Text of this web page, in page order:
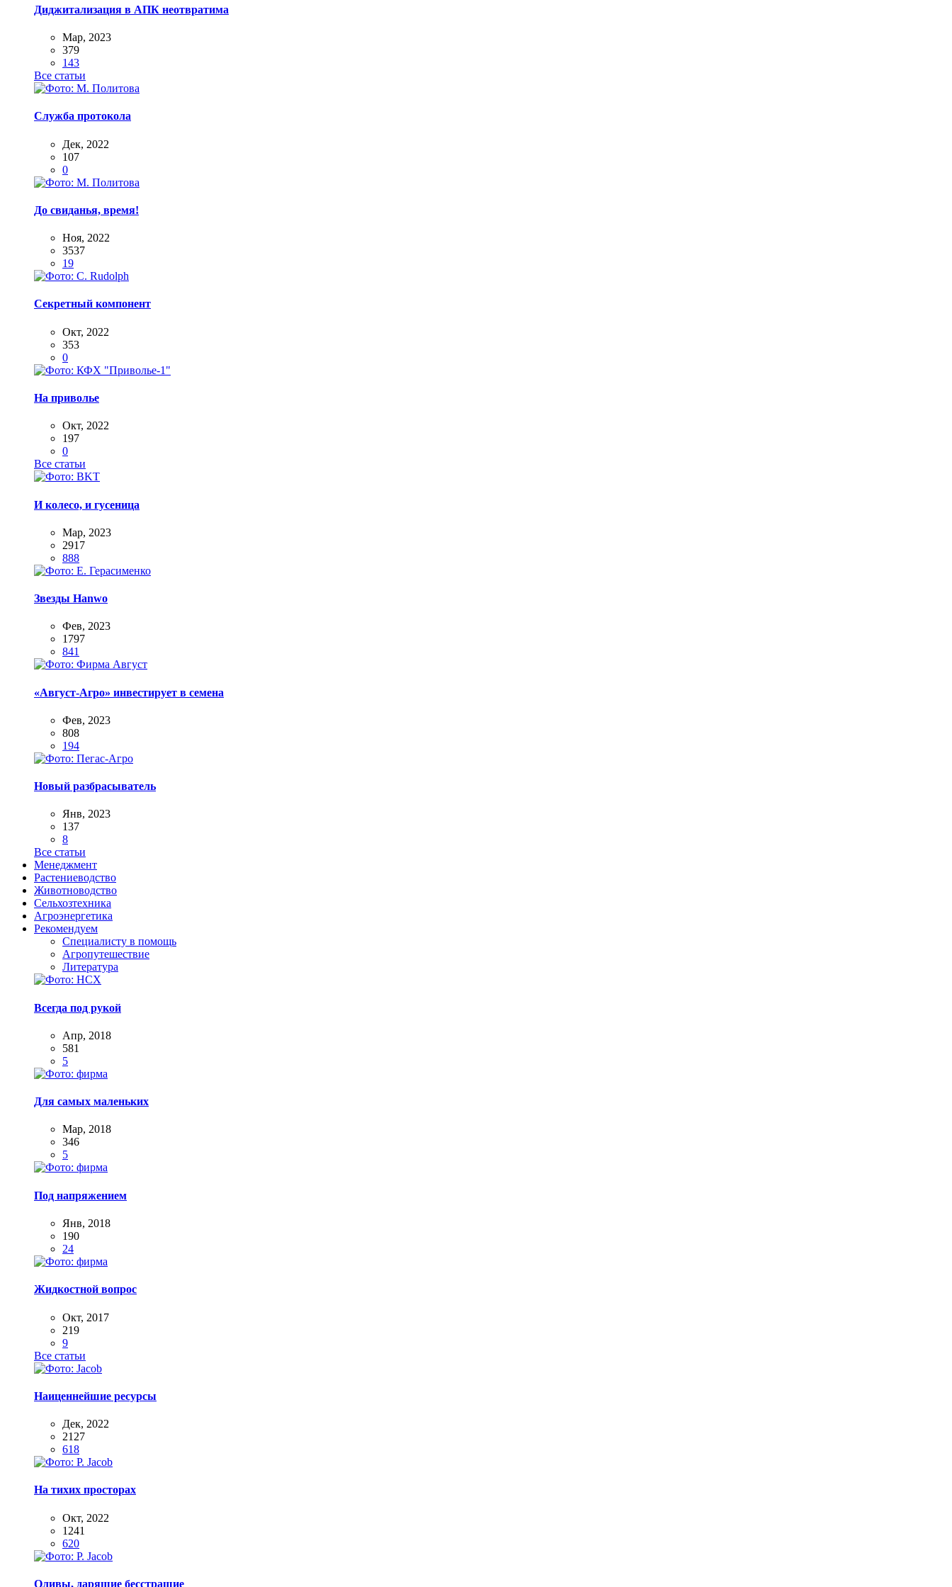
Диджитализация в АПК неотвратима
Мар, 2023
379
143
Все статьи
Служба протокола
Дек, 2022
107
0
До свиданья, время!
Ноя, 2022
3537
19
Секретный компонент
Окт, 2022
353
0
На приволье
Окт, 2022
197
0
Все статьи
И колесо, и гусеница
Мар, 2023
2917
888
Звезды Hanwo
Фев, 2023
1797
841
«Август-Агро» инвестирует в семена
Фев, 2023
808
194
Новый разбрасыватель
Янв, 2023
137
8
Все статьи
Менеджмент
Растениеводство
Животноводство
Сельхозтехника
Агроэнергетика
Рекомендуем
Специалисту в помощь
Агропутешествие
Литература
Всегда под рукой
Апр, 2018
581
5
Для самых маленьких
Мар, 2018
346
5
Под напряжением
Янв, 2018
190
24
Жидкостной вопрос
Окт, 2017
219
9
Все статьи
Наиценнейшие ресурсы
Дек, 2022
2127
618
На тихих просторах
Окт, 2022
1241
620
Оливы, дарящие бесстрашие